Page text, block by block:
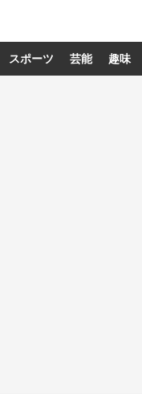
スポーツ 芸能 趣味